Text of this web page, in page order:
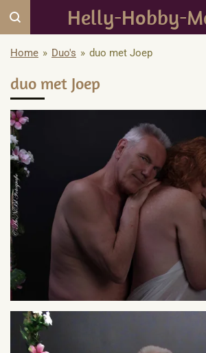
Ga
direct
naar
hoofdinhoud
Helly-Hobby-
Home » Duo's » duo met Joep
duo met Joep